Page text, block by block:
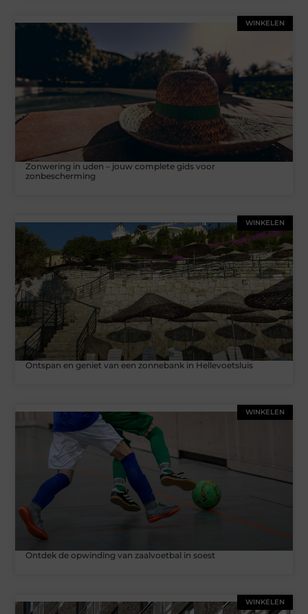
WINKELEN
Zonwering in uden – jouw complete gids voor
zonbescherming
WINKELEN
Ontspan en geniet van een zonnebank in Hellevoetsluis
WINKELEN
Ontdek de opwinding van zaalvoetbal in soest
WINKELEN